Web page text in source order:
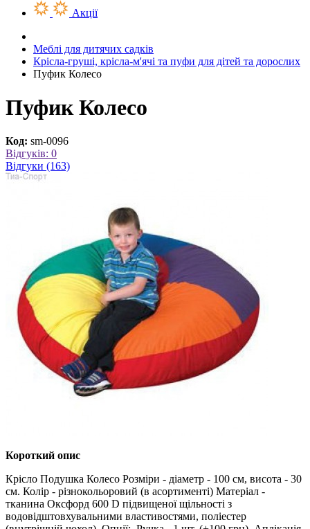
Акції
Меблі для дитячих садків
Крісла-груші, крісла-м'ячі та пуфи для дітей та дорослих
Пуфик Колесо
Пуфик Колесо
Код: sm-0096
Відгуків: 0
Відгуки (163)
Короткий опис
Крісло Подушка Колесо Розміри - діаметр - 100 см, висота - 30
см. Колір - різнокольоровий (в асортименті) Матеріал -
тканина Оксфорд 600 D підвищеної щільності з
водовідштовхувальними властивостями, поліестер